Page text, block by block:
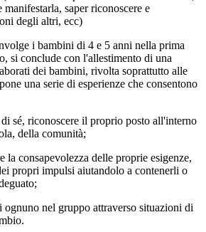
manifestarla, saper riconoscere e
degli altri, ecc)
i bambini di 4 e 5 anni nella prima
si conclude con l'allestimento di una
dei bambini, rivolta soprattutto alle
una serie di esperienze che consentono
sé, riconoscere il proprio posto all'interno
della comunità;
la consapevolezza delle proprie esigenze,
propri impulsi aiutandolo a contenerli o
nel gruppo attraverso situazioni di